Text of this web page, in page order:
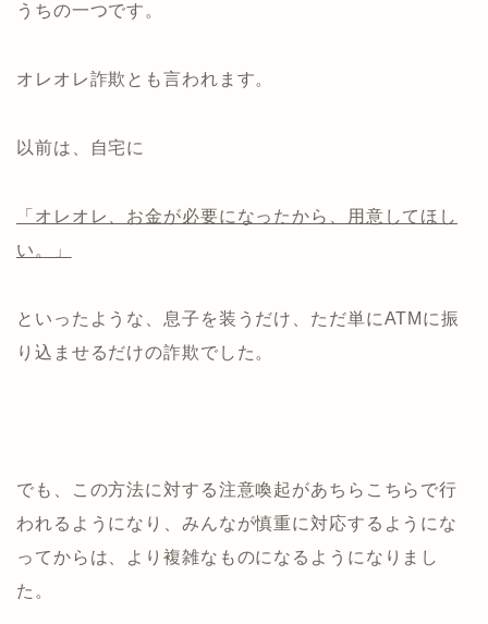
うちの一つです。
オレオレ詐欺とも言われます。
以前は、自宅に
「オレオレ、お金が必要になったから、用意してほし
い。」
といったような、息子を装うだけ、ただ単にATMに振
り込ませるだけの詐欺でした。
でも、この方法に対する注意喚起があちらこちらで行
われるようになり、みんなが慎重に対応するようにな
ってからは、より複雑なものになるようになりまし
た。